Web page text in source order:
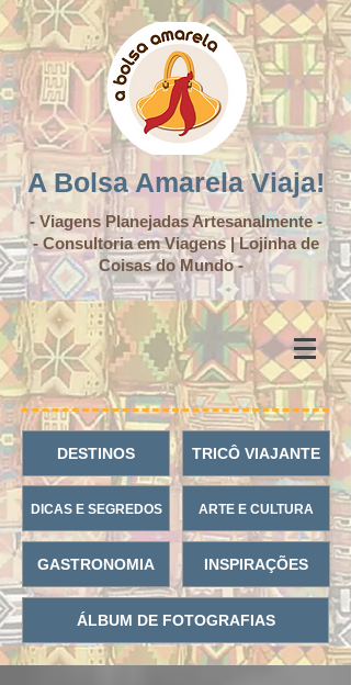
A Bolsa Amarela Viaja!
- Viagens Planejadas Artesanalmente -
- Consultoria em Viagens | Lojinha de
Coisas do Mundo -
DESTINOS
DICAS E SEGREDOS
TRICÔ VIAJANTE
ARTE E CULTURA
GASTRONOMIA INSPIRAÇÕES
ÁLBUM DE FOTOGRAFIAS